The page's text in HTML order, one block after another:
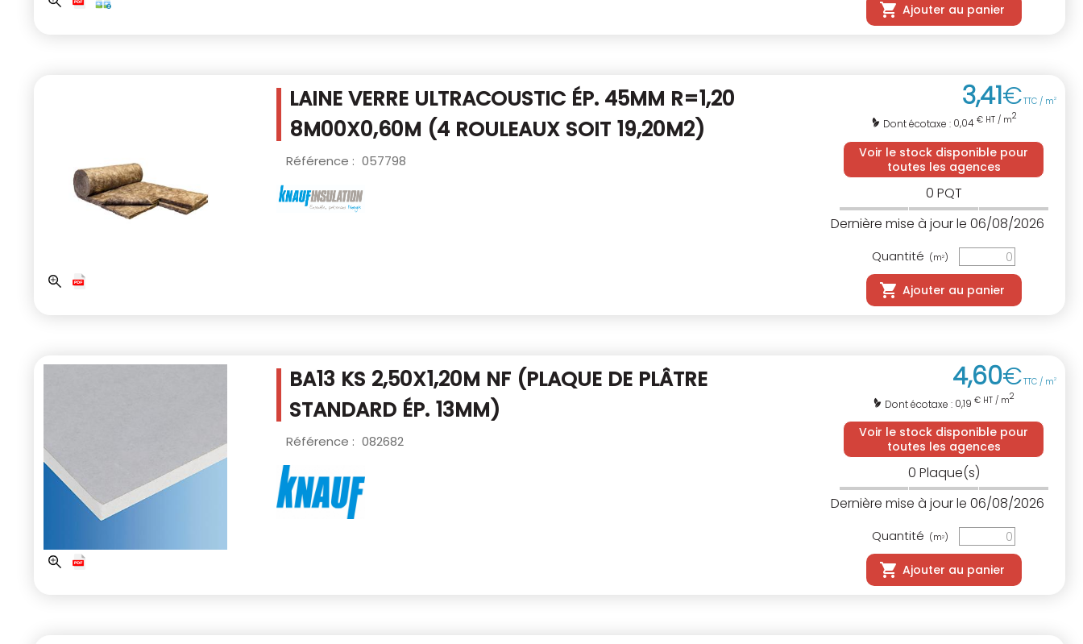
Ajouter au panier
LAINE VERRE ULTRACOUSTIC ÉP. 45MM R=1,20
8M00X0,60M (4 ROULEAUX SOIT 19,20M2)
Référence : 057798
3,41€TTC / m2
Dont écotaxe : 0,04 € HT / m2
Voir le stock disponible pour
toutes les agences
0 PQT
Dernière mise à jour le 06/08/2026
Quantité (m2)
Ajouter au panier
BA13 KS 2,50X1,20M NF (PLAQUE DE PLÂTRE
STANDARD ÉP. 13MM)
Référence : 082682
4,60€TTC / m2
Dont écotaxe : 0,19 € HT / m2
Voir le stock disponible pour
toutes les agences
0 Plaque(s)
Dernière mise à jour le 06/08/2026
Quantité (m2)
Ajouter au panier